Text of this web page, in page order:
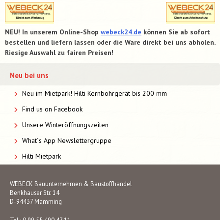
NEU! In unserem Online-Shop webeck24.de können Sie ab sofort
bestellen und liefern lassen oder die Ware direkt bei uns abholen.
Riesige Auswahl zu fairen Preisen!
Neu bei uns
Neu im Mietpark! Hilti Kernbohrgerät bis 200 mm
Find us on Facebook
Unsere Winteröffnungszeiten
What´s App Newslettergruppe
Hilti Mietpark
WEBECK Bauunternehmen & Baustoffhandel
Benkhauser Str. 14
D-94437 Mamming